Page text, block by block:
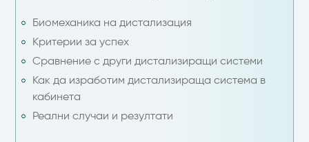
Биомеханика на дистализация
Критерии за успех
Сравнение с други дистализиращи системи
Как да изработим дистализираща система в
кабинета
Реални случаи и резултати